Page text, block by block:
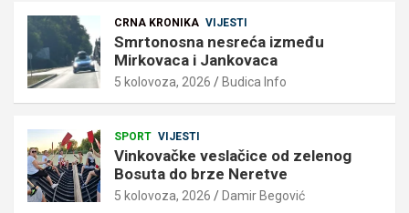
CRNA KRONIKA VIJESTI
Smrtonosna nesreća između
Mirkovaca i Jankovaca
5 kolovoza, 2026 Budica Info
SPORT VIJESTI
Vinkovačke veslačice od zelenog
Bosuta do brze Neretve
5 kolovoza, 2026 Damir Begović